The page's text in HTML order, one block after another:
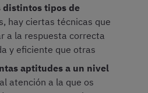
distintos tipos de
hay ciertas técnicas que
a la respuesta correcta
y eficiente que otras
aptitudes a un nivel
atención a la que os